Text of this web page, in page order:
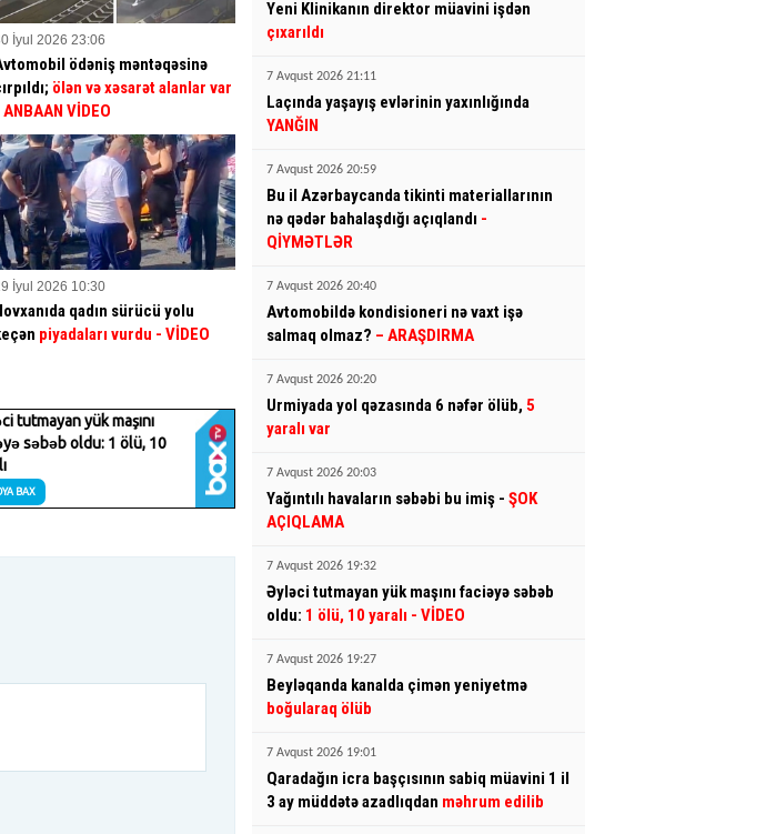
İyul 2026 23:06
ödəniş məntəqəsinə
ölən və xəsarət alanlar var
ANBAAN VİDEO
İyul 2026 10:30
qadın sürücü yolu
piyadaları vurdu - VİDEO
Yeni Klinikanın direktor müavini işdən
çıxarıldı
7 Avqust 2026 21:11
Laçında yaşayış evlərinin yaxınlığında
YANĞIN
7 Avqust 2026 20:59
Bu il Azərbaycanda tikinti materiallarının
nə qədər bahalaşdığı açıqlandı -
QİYMƏTLƏR
7 Avqust 2026 20:40
Avtomobildə kondisioneri nə vaxt işə
salmaq olmaz? – ARAŞDIRMA
7 Avqust 2026 20:20
Urmiyada yol qəzasında 6 nəfər ölüb, 5
yaralı var
7 Avqust 2026 20:03
Yağıntılı havaların səbəbi bu imiş - ŞOK
AÇIQLAMA
7 Avqust 2026 19:32
Əyləci tutmayan yük maşını faciəyə səbəb
oldu: 1 ölü, 10 yaralı - VİDEO
7 Avqust 2026 19:27
Beyləqanda kanalda çimən yeniyetmə
boğularaq ölüb
7 Avqust 2026 19:01
Qaradağın icra başçısının sabiq müavini 1 il
3 ay müddətə azadlıqdan məhrum edilib